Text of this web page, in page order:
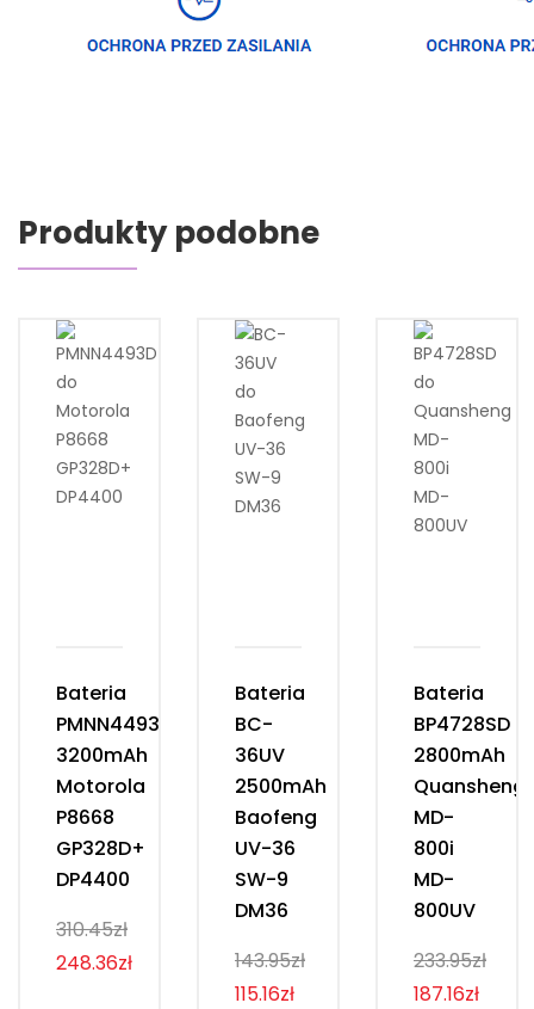
Produkty podobne
Bateria
PMNN4493D
3200mAh
Motorola
P8668
GP328D+
DP4400
310.45zł
248.36zł
Bateria
BC-
36UV
2500mAh
Baofeng
UV-36
SW-9
DM36
143.95zł
115.16zł
Bateria
BP4728SD
2800mAh
Quansheng
MD-
800i
MD-
800UV
233.95zł
187.16zł